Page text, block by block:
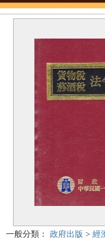
一般分類： 政府出版 > 經